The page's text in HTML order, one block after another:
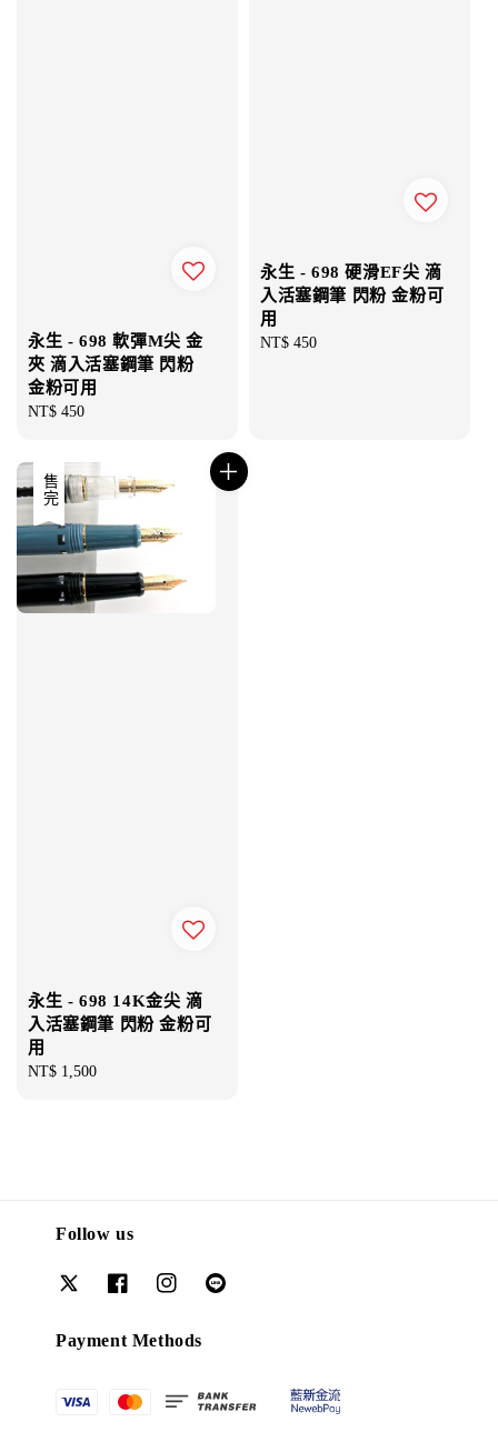
永生 - 698 軟彈M尖 金
夾 滴入活塞鋼筆 閃粉
金粉可用
Regular
NT$ 450
永生 - 698 硬滑EF尖 滴
入活塞鋼筆 閃粉 金粉可
用
Regular
NT$ 450
售完
永生 - 698 14K金尖 滴
入活塞鋼筆 閃粉 金粉可
用
Regular
NT$ 1,500
Follow us
Payment Methods